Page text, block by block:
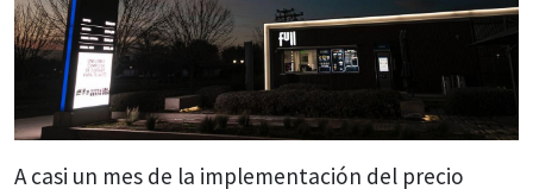
A casi un mes de la implementación del precio